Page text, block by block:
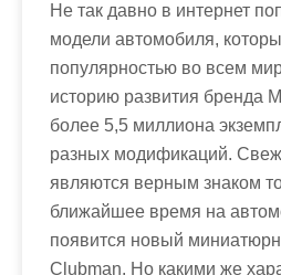
Не так давно в интернет
модели автомобиля,
популярностью во всем
историю развития бренда
более 5,5 миллиона
разных модификаций.
являются верным знаком
ближайшее время на
появится новый
Clubman. Но какими же